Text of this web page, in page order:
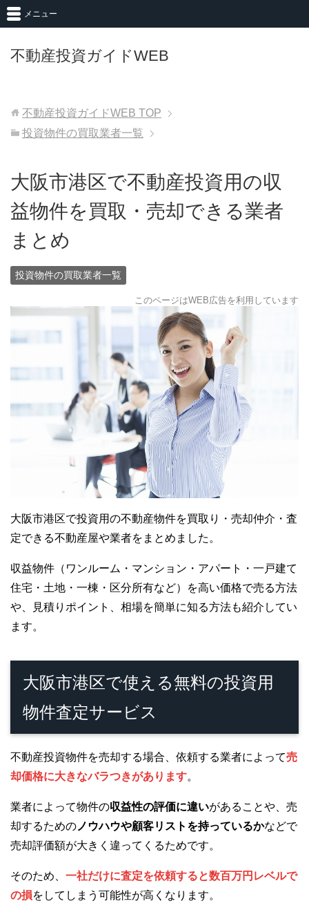
不動産投資ガイドWEB
メニュー
不動産投資ガイドWEB TOP
投資物件の買取業者一覧
大阪市港区で不動産投資用の収
益物件を買取・売却できる業者
まとめ
投資物件の買取業者一覧
このページはWEB広告を利用しています
大阪市港区で投資用の不動産物件を買取り・売却仲介・査
定できる不動産屋や業者をまとめました。
収益物件（ワンルーム・マンション・アパート・一戸建て
住宅・土地・一棟・区分所有など）を高い価格で売る方法
や、見積りポイント、相場を簡単に知る方法も紹介してい
ます。
大阪市港区で使える無料の投資用
物件査定サービス
不動産投資物件を売却する場合、依頼する業者によって売
却価格に大きなバラつきがあります。
業者によって物件の収益性の評価に違いがあることや、売
却するためのノウハウや顧客リストを持っているかなどで
売却評価額が大きく違ってくるためです。
そのため、 一社だけに査定を依頼すると数百万円レベルで
の損をしてしまう可能性が高くなります。